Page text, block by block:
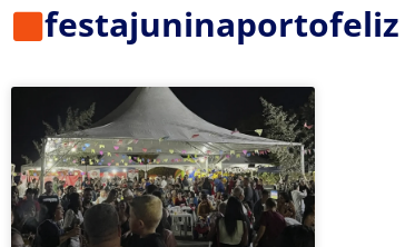
festajuninaportofeliz